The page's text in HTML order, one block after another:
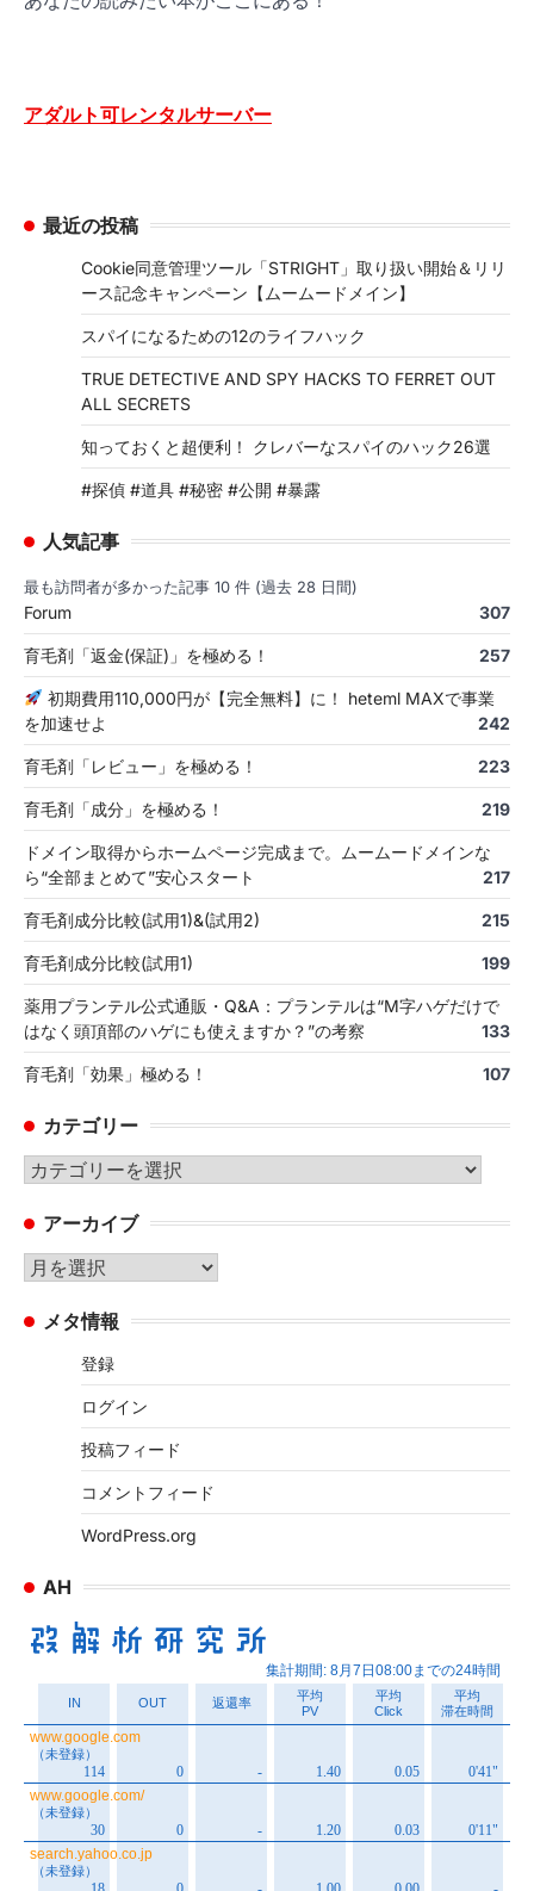
アダルト可レンタルサーバー
最近の投稿
Cookie同意管理ツール「STRIGHT」取り扱い開始＆リリ
ース記念キャンペーン【ムームードメイン】
スパイになるための12のライフハック
TRUE DETECTIVE AND SPY HACKS TO FERRET OUT
ALL SECRETS
知っておくと超便利！ クレバーなスパイのハック26選
#探偵 #道具 #秘密 #公開 #暴露
人気記事
最も訪問者が多かった記事 10 件 (過去 28 日間)
Forum 307
育毛剤「返金(保証)」を極める！ 257
初期費用110,000円が【完全無料】に！ heteml MAXで事業
を加速せよ
242
育毛剤「レビュー」を極める！ 223
育毛剤「成分」を極める！ 219
ドメイン取得からホームページ完成まで。ムームードメインな
ら“全部まとめて”安心スタート
217
育毛剤成分比較(試用1)&(試用2) 215
育毛剤成分比較(試用1) 199
薬用プランテル公式通販・Q&A：プランテルは“M字ハゲだけで
はなく頭頂部のハゲにも使えますか？”の考察
133
育毛剤「効果」極める！ 107
カテゴリー
カ
ゴ
リ
ー
アーカイブ
ア
カ メタ情報
登録
ログイン
投稿フィード
コメントフィード
WordPress.org
AH